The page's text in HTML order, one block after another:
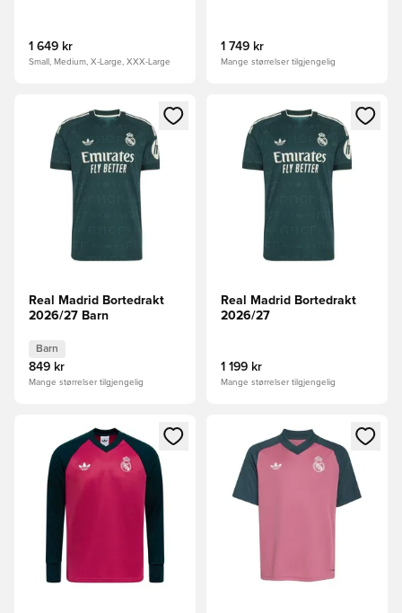
1 649 kr
Small, Medium, X-Large, XXX-Large
1 749 kr
Mange størrelser tilgjengelig
Åpner en Modal for å logge inn eller registrere deg som
Real Madrid Bortedrakt
2026/27 Barn
Barn
849 kr
Mange størrelser tilgjengelig
Åpner en Modal for å logge
Real Madrid Bortedrakt
2026/27
1 199 kr
Mange størrelser tilgjengelig
Åpner en Modal for å logge inn eller registrere deg som
Åpner en Modal for å logge